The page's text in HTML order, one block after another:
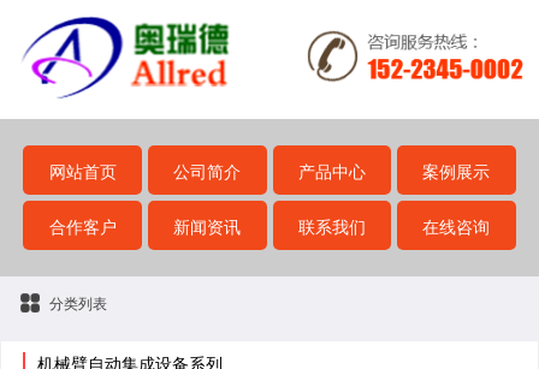
网站首页 公司简介 产品中心 案例展示
合作客户 新闻资讯 联系我们 在线咨询
分类列表
机械臂自动集成设备系列